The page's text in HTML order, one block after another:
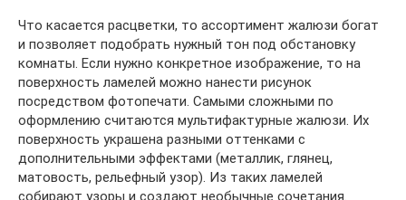
Что касается расцветки, то ассортимент жалюзи богат
и позволяет подобрать нужный тон под обстановку
комнаты. Если нужно конкретное изображение, то на
поверхность ламелей можно нанести рисунок
посредством фотопечати. Самыми сложными по
оформлению считаются мультифактурные жалюзи. Их
поверхность украшена разными оттенками с
дополнительными эффектами (металлик, глянец,
матовость, рельефный узор). Из таких ламелей
собирают узоры и создают необычные сочетания.